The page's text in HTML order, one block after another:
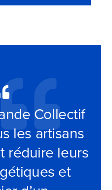
Collectif
les artisans
réduire leurs
et